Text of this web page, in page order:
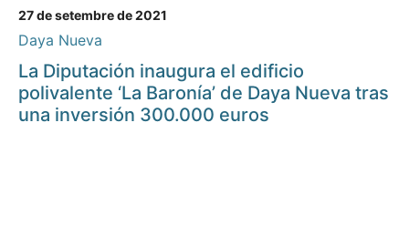
27 de setembre de 2021
Daya Nueva
La Diputación inaugura el edificio
polivalente ‘La Baronía’ de Daya Nueva tras
una inversión 300.000 euros